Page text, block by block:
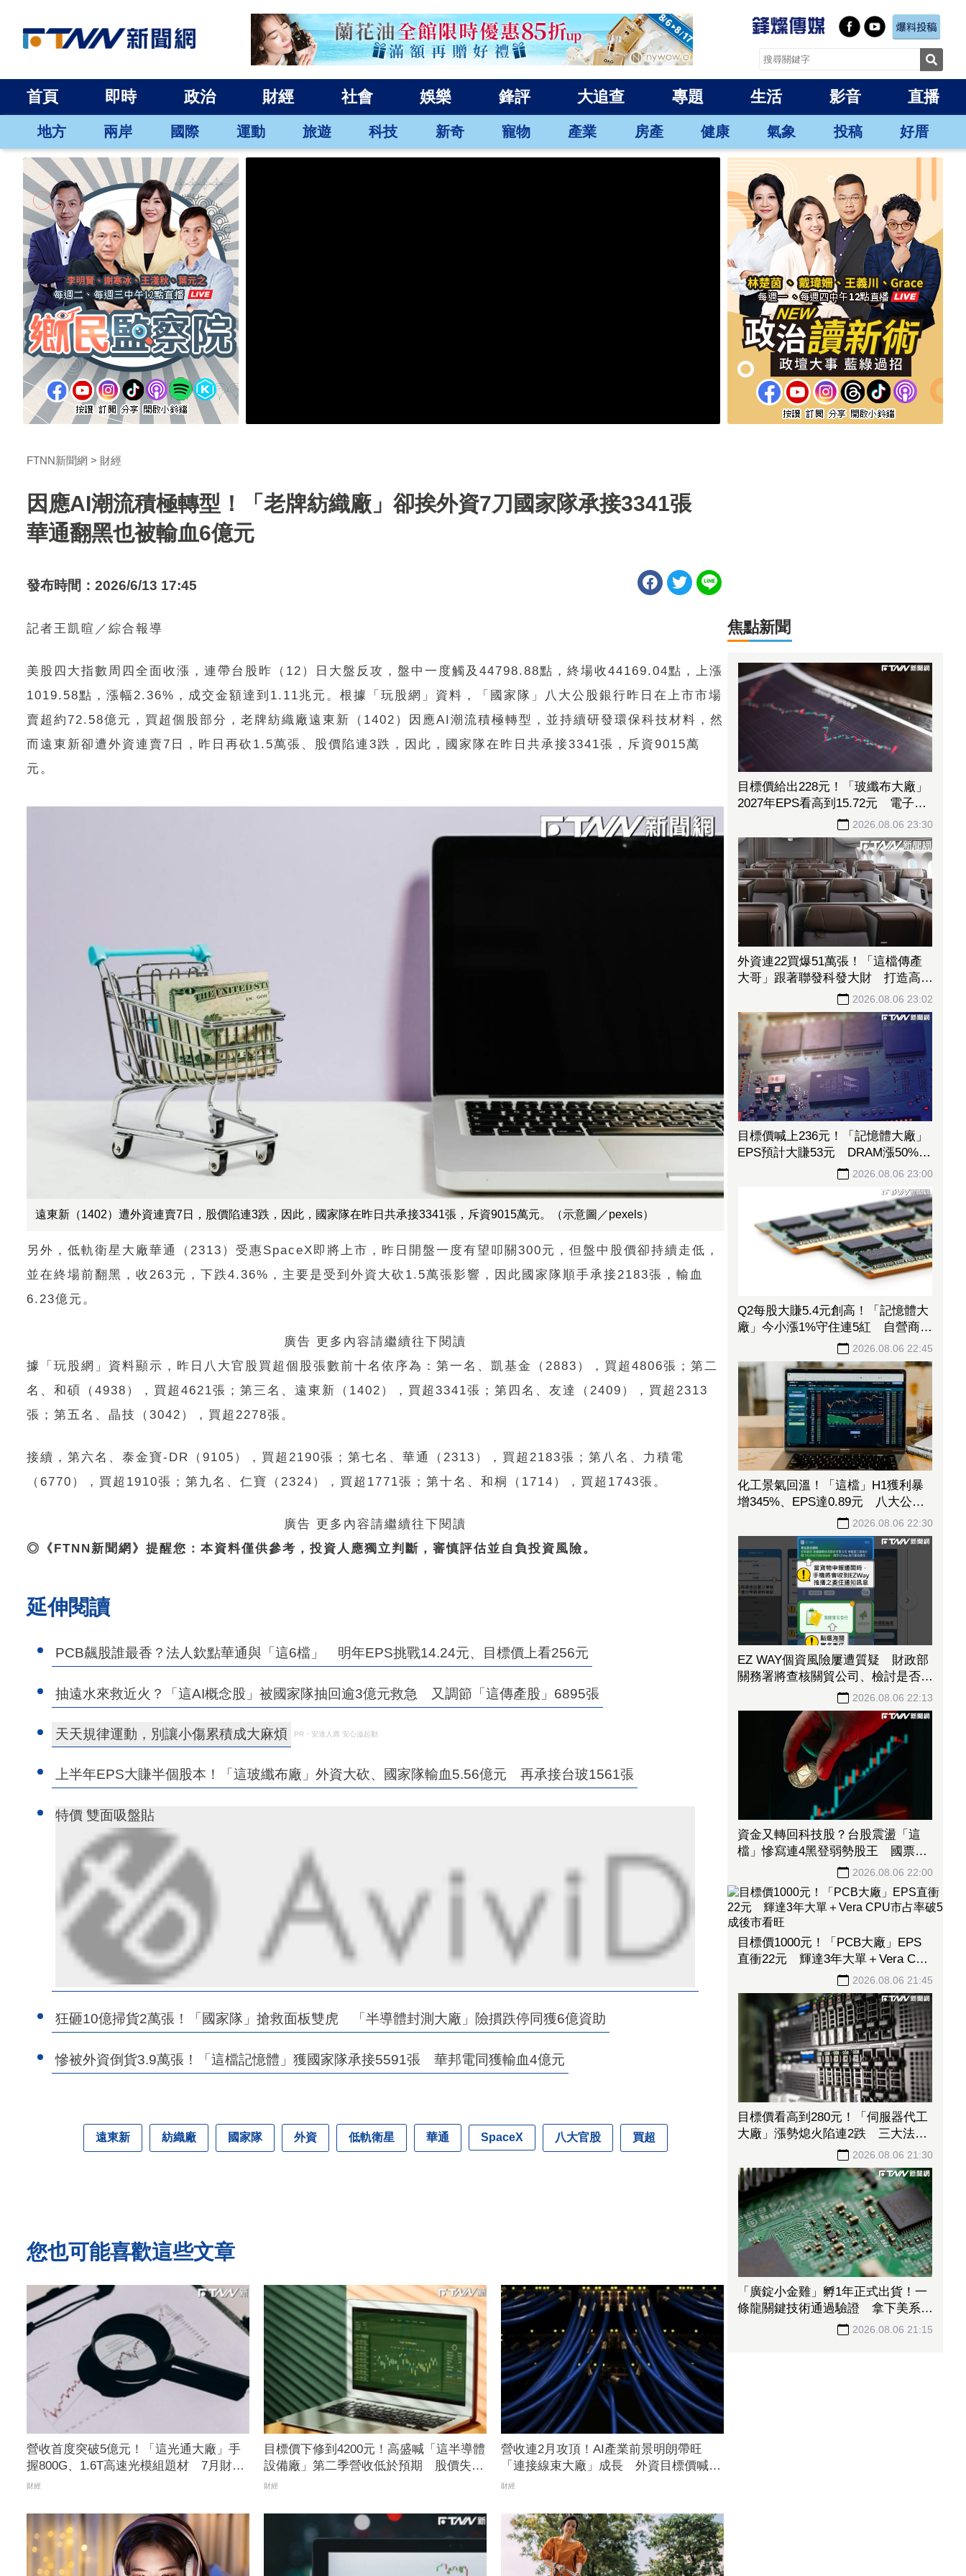
首頁 即時 政治 財經 社會 娛樂 鋒評 大追查 專題 生活 影音 直播
地方 兩岸 國際 運動 旅遊 科技 新奇 寵物 產業 房產 健康 氣象 投稿 好厝
FTNN新聞網 財經
因應AI潮流積極轉型！「老牌紡織廠」卻挨外資7刀國家隊承接3341張
華通翻黑也被輸血6億元
發布時間：2026/6/13 17:45
記者王凱暄／綜合報導
美股四大指數周四全面收漲，連帶台股昨（12）日大盤反攻，盤中一度觸及44798.88點，終場收44169.04點，上漲
1019.58點，漲幅2.36%，成交金額達到1.11兆元。根據「玩股網」資料，「國家隊」八大公股銀行昨日在上市市場
賣超約72.58億元，買超個股部分，老牌紡織廠遠東新（1402）因應AI潮流積極轉型，並持續研發環保科技材料，然
而遠東新卻遭外資連賣7日，昨日再砍1.5萬張、股價陷連3跌，因此，國家隊在昨日共承接3341張，斥資9015萬
元。
遠東新（1402）遭外資連賣7日，股價陷連3跌，因此，國家隊在昨日共承接3341張，斥資9015萬元。（示意圖／pexels）
另外，低軌衛星大廠華通（2313）受惠SpaceX即將上市，昨日開盤一度有望叩關300元，但盤中股價卻持續走低，
並在終場前翻黑，收263元，下跌4.36%，主要是受到外資大砍1.5萬張影響，因此國家隊順手承接2183張，輸血
6.23億元。
廣告 更多內容請繼續往下閱讀
據「玩股網」資料顯示，昨日八大官股買超個股張數前十名依序為：第一名、凱基金（2883），買超4806張；第二
名、和碩（4938），買超4621張；第三名、遠東新（1402），買超3341張；第四名、友達（2409），買超2313
張；第五名、晶技（3042），買超2278張。
接續，第六名、泰金寶-DR（9105），買超2190張；第七名、華通（2313），買超2183張；第八名、力積電
（6770），買超1910張；第九名、仁寶（2324），買超1771張；第十名、和桐（1714），買超1743張。
廣告 更多內容請繼續往下閱讀
◎《FTNN新聞網》提醒您：本資料僅供參考，投資人應獨立判斷，審慎評估並自負投資風險。
延伸閱讀
PCB飆股誰最香？法人欽點華通與「這6檔」 明年EPS挑戰14.24元、目標價上看256元
抽遠水來救近火？「這AI概念股」被國家隊抽回逾3億元救急 又調節「這傳產股」6895張
天天規律運動，別讓小傷累積成大麻煩 PR・安達人壽 安心溢起動
上半年EPS大賺半個股本！「這玻纖布廠」外資大砍、國家隊輸血5.56億元 再承接台玻1561張
特價 雙面吸盤貼
狂砸10億掃貨2萬張！「國家隊」搶救面板雙虎 「半導體封測大廠」險摜跌停同獲6億資助
慘被外資倒貨3.9萬張！「這檔記憶體」獲國家隊承接5591張 華邦電同獲輸血4億元
遠東新 紡織廠 國家隊 外資 低軌衛星 華通 SpaceX 八大官股 買超
您也可能喜歡這些文章
營收首度突破5億元！「這光通大廠」手
握800G、1.6T高速光模組題材 7月財報
年增176.54%
財經
目標價下修到4200元！高盛喊「這半導體
設備廠」第二季營收低於預期 股價失守
五日線
財經
營收連2月攻頂！AI產業前景明朗帶旺
「連接線束大廠」成長 外資目標價喊上
3665元
財經
焦點新聞
目標價給出228元！「玻纖布大廠」
2027年EPS看高到15.72元 電子材
料放量＋轉投資挹注營收2026.08.06 23:30
外資連22買爆51萬張！「這檔傳產
大哥」跟著聯發科發大財 打造高效
2026.08.06 23:02
目標價喊上236元！「記憶體大廠」
EPS預計大賺53元 DRAM漲50%、
Flash漲30%獲利大增 2026.08.06 23:00
Q2每股大賺5.4元創高！「記憶體大
廠」今小漲1%守住連5紅 自營商卻
脫手449張、抱回7549萬元2026.08.06 22:45
化工景氣回溫！「這檔」H1獲利暴
增345%、EPS達0.89元 八大公股
2026.08.06 22:30
EZ WAY個資風險屢遭質疑 財政部
關務署將查核關貿公司、檢討是否統
2026.08.06 22:13
資金又轉回科技股？台股震盪「這
檔」慘寫連4黑登弱勢股王 國票
金、潤泰新也淪大盤刀下魂2026.08.06 22:00
目標價1000元！「PCB大廠」EPS
直衝22元 輝達3年大單＋Vera CPU
市占率破5成後市看旺2026.08.06 21:45
目標價看高到280元！「伺服器代工
大廠」漲勢熄火陷連2跌 三大法人
今出清1.1萬張、抽回21億元2026.08.06 21:30
「廣錠小金雞」孵1年正式出貨！一
條龍關鍵技術通過驗證 拿下美系網
2026.08.06 21:15